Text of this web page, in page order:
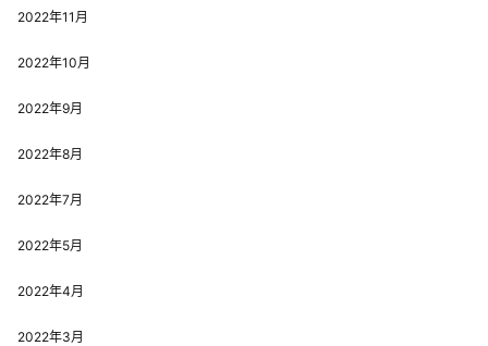
2022年11月
2022年10月
2022年9月
2022年8月
2022年7月
2022年5月
2022年4月
2022年3月